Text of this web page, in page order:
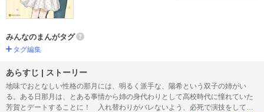
みんなのまんがタグ
タグ編集
あらすじ | ストーリー
地味でおとなしい性格の那月には、明るく派手な、陽希という双子の姉がい
る。ある日那月は、とある事情から姉の身代わりとして高校時代に憧れていた
芳賀とデートすることに！ 入れ替わりがバレないよう、必死で演技をして切